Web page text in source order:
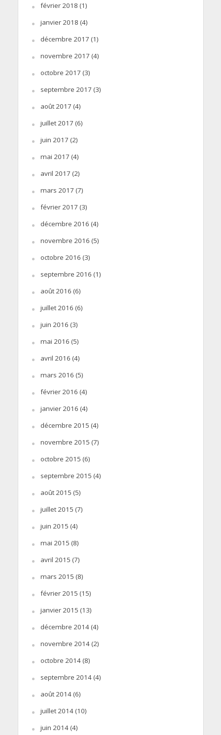
février 2018 (1)
janvier 2018 (4)
décembre 2017 (1)
novembre 2017 (4)
octobre 2017 (3)
septembre 2017 (3)
août 2017 (4)
juillet 2017 (6)
juin 2017 (2)
mai 2017 (4)
avril 2017 (2)
mars 2017 (7)
février 2017 (3)
décembre 2016 (4)
novembre 2016 (5)
octobre 2016 (3)
septembre 2016 (1)
août 2016 (6)
juillet 2016 (6)
juin 2016 (3)
mai 2016 (5)
avril 2016 (4)
mars 2016 (5)
février 2016 (4)
janvier 2016 (4)
décembre 2015 (4)
novembre 2015 (7)
octobre 2015 (6)
septembre 2015 (4)
août 2015 (5)
juillet 2015 (7)
juin 2015 (4)
mai 2015 (8)
avril 2015 (7)
mars 2015 (8)
février 2015 (15)
janvier 2015 (13)
décembre 2014(4)
novembre 2014(2)
octobre 2014(8)
septembre 2014(4)
août 2014(6)
juillet 2014(10)
juin 2014(4)